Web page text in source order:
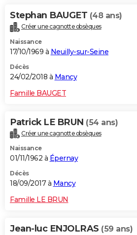
Stephan BAUGET (48 ans)
Créer une cagnotte obsèques
Naissance
17/10/1969 à Neuilly-sur-Seine
Décès
24/02/2018 à Mancy
Famille BAUGET
Patrick LE BRUN (54 ans)
Créer une cagnotte obsèques
Naissance
01/11/1962 à Épernay
Décès
18/09/2017 à Mancy
Famille LE BRUN
Jean-luc ENJOLRAS (59 ans)